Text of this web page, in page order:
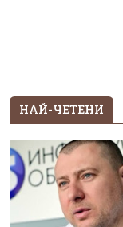
НАЙ-ЧЕТЕНИ